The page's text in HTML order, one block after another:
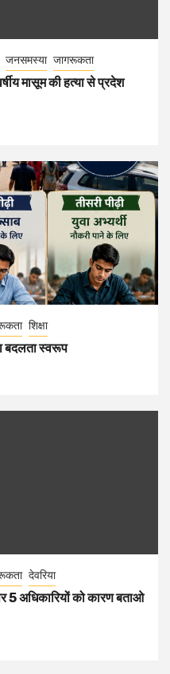
जनसमस्या जागरूकता
मासूम की हत्या से प्रदेश
शिक्षा
बदलता स्वरूप
देवरिया
5 अधिकारियों को कारण बताओ